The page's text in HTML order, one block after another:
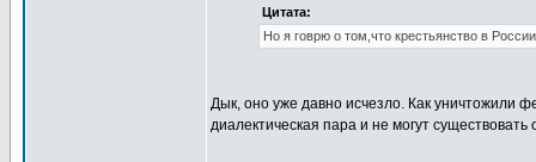
Цитата:
Но я говрю о том,что крестьянство в
Дык, оно уже давно исчезло. Как уничтожили
диалектическая пара и не могут существовать